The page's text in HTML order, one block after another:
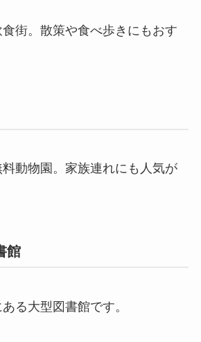
街。散策や食べ歩きにもおす
動物園。家族連れにも人気が
館
る大型図書館です。